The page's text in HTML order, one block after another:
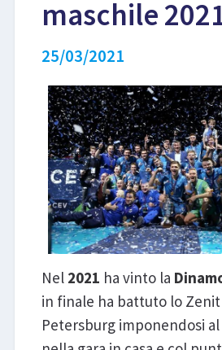
maschile
25/03/2021
Nel 2021 ha vinto la
in finale ha battuto lo Zenit
Petersburg imponendosi